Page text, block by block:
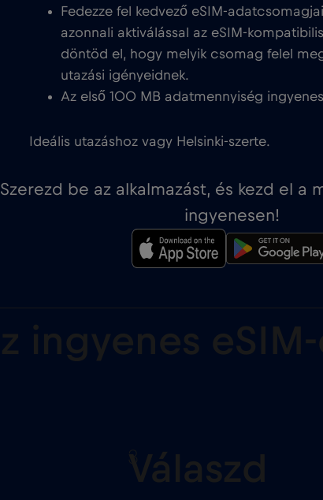
Fedezze fel kedvező eSIM-
azonnali aktiválással az eSIM-
döntöd el, hogy melyik csomag felel
utazási igényeidnek.
Az első 100 MB adatmennyiség
Ideális utazáshoz vagy Helsinki-szerte.
Szerezd be az alkalmazást, és kezd el a
ingyenesen!
ingyenes
3
Válaszd